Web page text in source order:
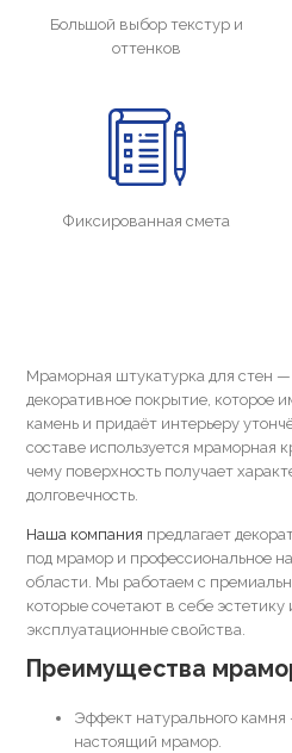
Большой выбор текстур и
оттенков
Фиксированная смета
Мраморная штукатурка для стен
декоративное покрытие, которое
камень и придаёт интерьеру
составе используется мраморная
чему поверхность получает
долговечность.
Наша компания предлагает
под мрамор и профессиональное
области. Мы работаем с
которые сочетают в себе эстетику
эксплуатационные свойства.
Преимущества
Эффект натурального
настоящий мрамор.